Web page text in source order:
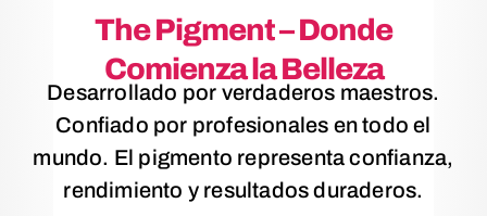
The Pigment – Donde
Comienza la Belleza
Desarrollado por verdaderos maestros.
Confiado por profesionales en todo el
mundo. El pigmento representa confianza,
rendimiento y resultados duraderos.